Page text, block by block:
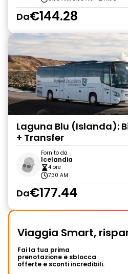
Da€144.28
Laguna Blu (Islanda):
+ Transfer
Fornito da
Icelandia
4 ore
7:30 AM
Da€177.44
Viaggia Smart,
Fai la tua prima
prenotazione e sblocca
offerte e sconti incredibili.